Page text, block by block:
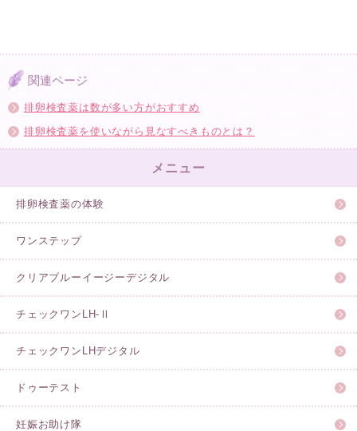
関連ページ
排卵検査薬は数が多い方がおすすめ
排卵検査薬を使いながら見なすべきものとは？
メニュー
排卵検査薬の体験
ワンステップ
クリアブルーイージーデジタル
チェックワンLH-Ⅱ
チェックワンLHデジタル
ドゥーテスト
妊娠お助け隊